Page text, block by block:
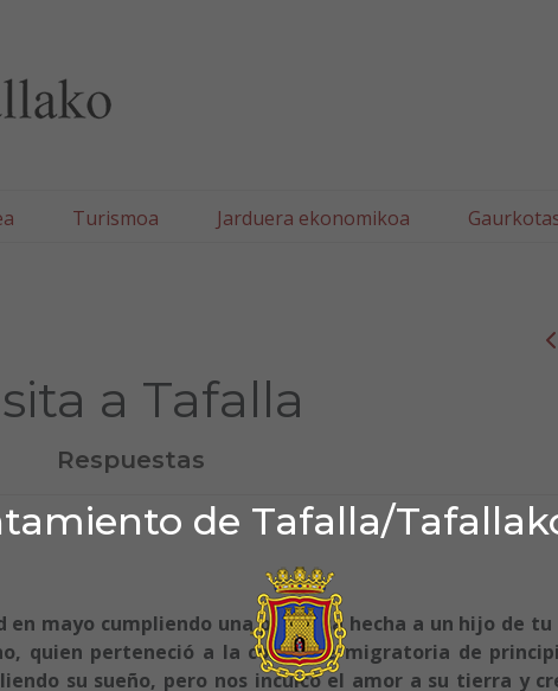
de Tafalla/
Turismoa Jarduera ekonomikoa
a Tafalla
Respuestas
en mayo cumpliendo una promesa hecha a un hijo de
quien perteneció a la corriente migratoria de
su sueño, pero nos inculcó el amor a su tierra y